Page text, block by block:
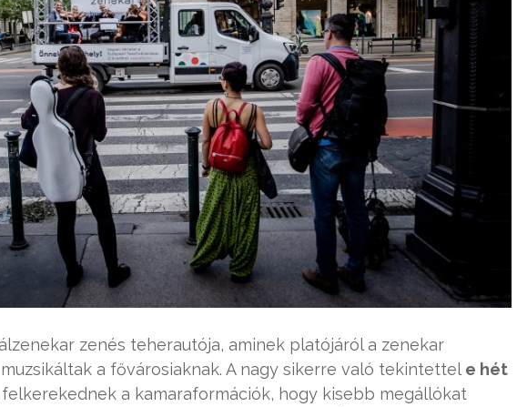
zenés teherautója, aminek platójáról a zenekar
a fővárosiaknak. A nagy sikerre való tekintettel e hét
a kamaraformációk, hogy kisebb megállókat